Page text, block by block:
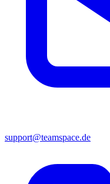
support@teamspace.de